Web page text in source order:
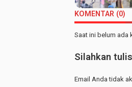
KOMENTAR (0)
Saat ini belum ada
Silahkan
Email Anda tidak